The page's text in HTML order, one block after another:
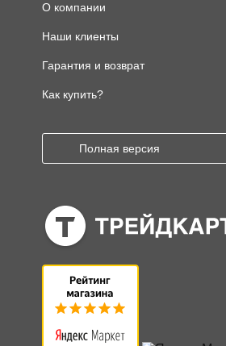
О компании
Наши клиенты
Гарантия и возврат
Как купить?
Полная версия